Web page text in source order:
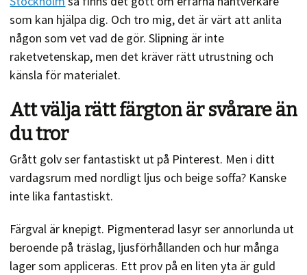
som kan hjälpa dig. Och tro mig, det är värt att anlita
någon som vet vad de gör. Slipning är inte
raketvetenskap, men det kräver rätt utrustning och
känsla för materialet.
Att välja rätt färgton är svårare än
du tror
Grått golv ser fantastiskt ut på Pinterest. Men i ditt
vardagsrum med nordligt ljus och beige soffa? Kanske
inte lika fantastiskt.
Färgval är knepigt. Pigmenterad lasyr ser annorlunda ut
beroende på träslag, ljusförhållanden och hur många
lager som appliceras. Ett prov på en liten yta är guld